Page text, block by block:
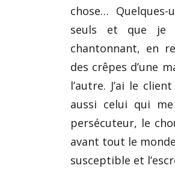
chose…
seuls et que je
chantonnant, en
des crêpes d’une
l’autre. J’ai le
aussi celui qui
persécuteur, le
avant tout le
susceptible et